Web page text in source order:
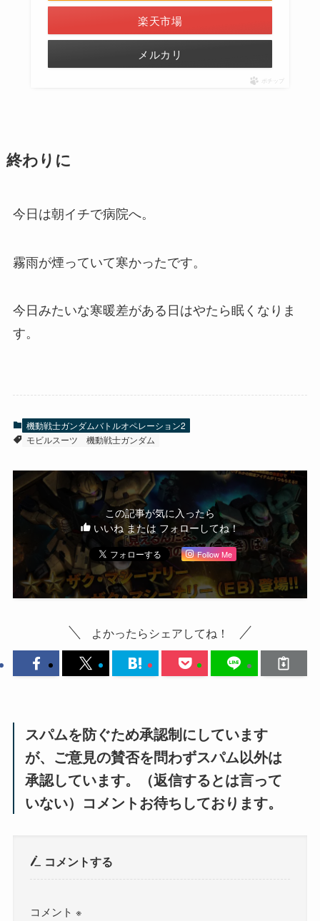
楽天市場
終わりに
今日は朝イチで病院へ。
霧雨が煙っていて寒かったです。
今日みたいな寒暖差がある日はやたら眠くなりま
す。
機動戦士ガンダムバトルオペレーション2
モビルスーツ
機動戦士ガンダム
この記事が気に入ったら
いいね または フォローしてね！
Follow Me
よかったらシェアしてね！
スパムを防ぐため承認制にしています
が、ご意見の賛否を問わずスパム以外は
承認しています。（返信するとは言って
いない）コメントお待ちしております。
コメントする